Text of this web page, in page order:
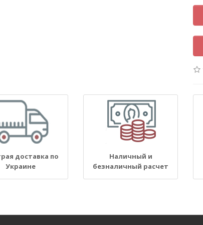
доставка по
Украине
Наличный и
безналичный расчет